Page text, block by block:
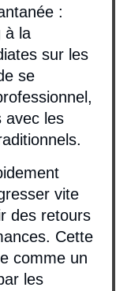
:
à la
sur les
se
avec les
vite
des retours
Cette
comme un
les